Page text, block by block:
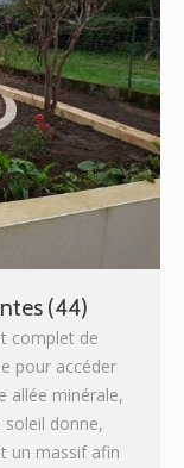
(44)
complet de
pour accéder
allée minérale,
donne,
un massif afin